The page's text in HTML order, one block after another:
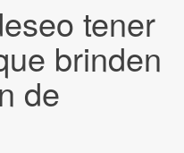
tener
brinden
de